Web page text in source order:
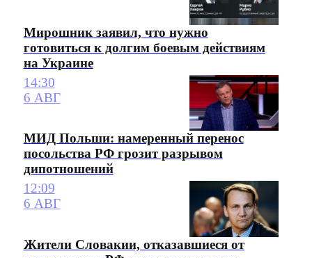
Мирошник заявил, что нужно
готовиться к долгим боевым действиям
на Украине
14:30
6 АВГ
МИД Польши: намеренный перенос
посольства РФ грозит разрывом
дипотношений
12:09
6 АВГ
Жители Словакии, отказавшиеся от